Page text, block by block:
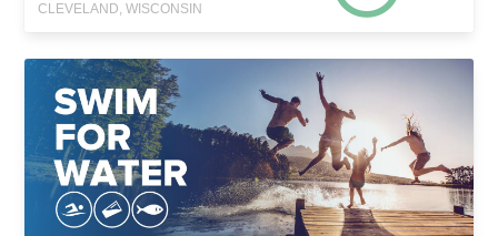
CLEVELAND, WISCONSIN